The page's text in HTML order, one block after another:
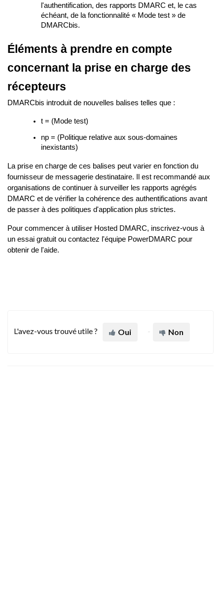
l'authentification, des rapports DMARC et, le cas
échéant, de la fonctionnalité « Mode test » de
DMARCbis.
Éléments à prendre en compte
concernant la prise en charge des
récepteurs
DMARCbis introduit de nouvelles balises telles que :
t = (Mode test)
np = (Politique relative aux sous-domaines
inexistants)
La prise en charge de ces balises peut varier en fonction du
fournisseur de messagerie destinataire. Il est recommandé aux
organisations de continuer à surveiller les rapports agrégés
DMARC et de vérifier la cohérence des authentifications avant
de passer à des politiques d'application plus strictes.
Pour commencer à utiliser Hosted DMARC, inscrivez-vous à
un essai gratuit ou contactez l'équipe PowerDMARC pour
obtenir de l'aide.
L'avez-vous trouvé utile ? Oui Non